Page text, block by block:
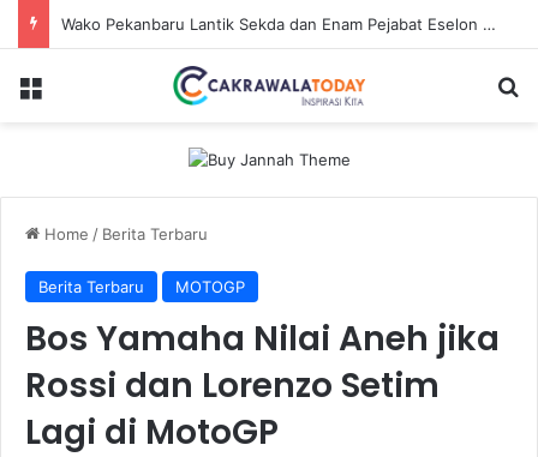
Wako Pekanbaru Lantik Sekda dan Enam Pejabat Eselon Lainnya
Menu
Home / Berita Terbaru
Berita Terbaru MOTOGP
Bos Yamaha Nilai Aneh jika
Rossi dan Lorenzo Setim
Lagi di MotoGP